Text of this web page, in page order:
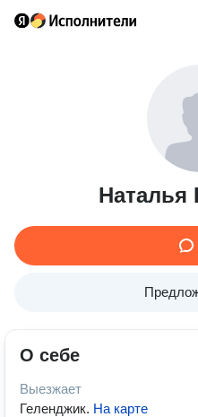
Наталья
О себе
Выезжает
Геленджик. На карте